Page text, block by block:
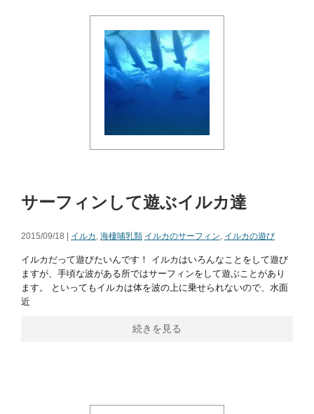
サーフィンして遊ぶイルカ達
2015/09/18 | イルカ , 海棲哺乳類 イルカのサーフィン, イルカの遊び
イルカだって遊びたいんです！ イルカはいろんなことをして遊び
ますが、手頃な波がある所ではサーフィンをして遊ぶことがあり
ます。 といってもイルカは体を波の上に乗せられないので、水面
近
続きを見る